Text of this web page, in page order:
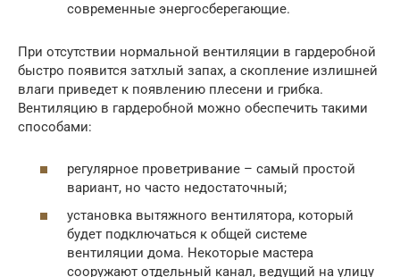
современные энергосберегающие.
При отсутствии нормальной вентиляции в гардеробной
быстро появится затхлый запах, а скопление излишней
влаги приведет к появлению плесени и грибка.
Вентиляцию в гардеробной можно обеспечить такими
способами:
регулярное проветривание – самый простой
вариант, но часто недостаточный;
установка вытяжного вентилятора, который
будет подключаться к общей системе
вентиляции дома. Некоторые мастера
сооружают отдельный канал, ведущий на улицу